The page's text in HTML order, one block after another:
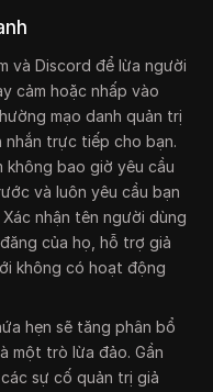
và Discord để lừa người
cảm hoặc nhấp vào
mạo danh quản trị
trực tiếp cho bạn.
không bao giờ yêu cầu
và luôn yêu cầu bạn
nhận tên người dùng
của họ, hỗ trợ giả
không có hoạt động
hẹn sẽ tăng phân bổ
một trò lừa đảo. Gần
sự cố quản trị giả